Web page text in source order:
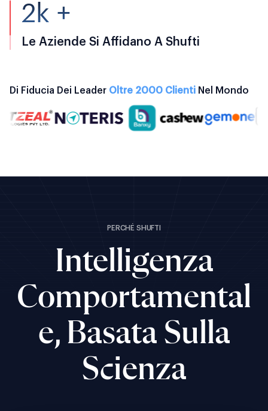
2k +
Le Aziende Si Affidano A Shufti
Di Fiducia Dei Leader Oltre 2000 Clienti Nel Mondo
PERCHÉ SHUFTI
Intelligenza
Comportamental
E, Basata Sulla
Scienza